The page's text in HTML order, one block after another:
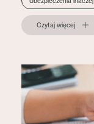
Czytaj więcej